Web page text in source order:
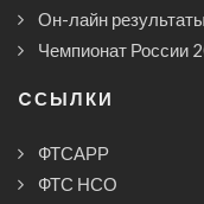
Он-лайн результаты
Чемпионат России
CСЫЛКИ
ФТСАРР
ФТС НСО